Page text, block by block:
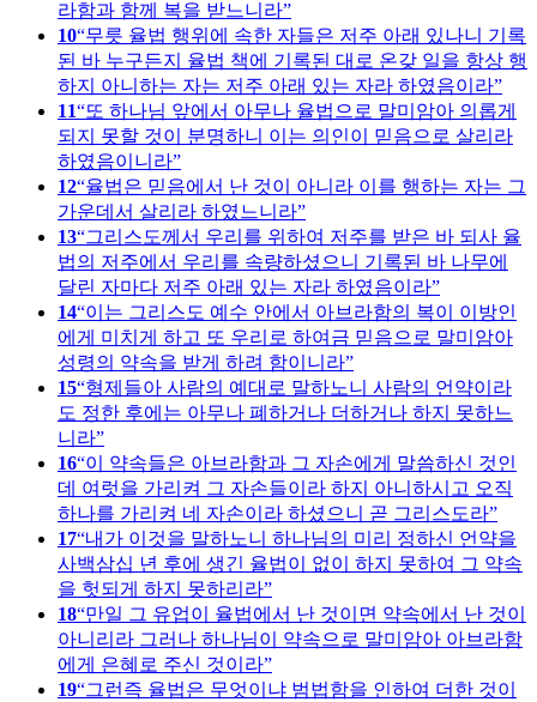
라함과 함께 복을 받느니라
10 무릇 율법 행위에 속한 자들은 저주 아래 있나니 기록
된 바 누구든지 율법 책에 기록된 대로 온갖 일을 항상 행
하지 아니하는 자는 저주 아래 있는 자라 하였음이라
11
또 하나님 앞에서 아무나 율법으로 말미암아 의롭게
되지 못할 것이 분명하니 이는 의인이 믿음으로 살리라
하였음이니라
12 율법은 믿음에서 난 것이 아니라 이를 행하는 자는 그
가운데서 살리라 하였느니라
13 그리스도께서 우리를 위하여 저주를 받은 바 되사 율
법의 저주에서 우리를 속량하셨으니 기록된 바 나무에
달린 자마다 저주 아래 있는 자라 하였음이라
14 이는 그리스도 예수 안에서 아브라함의 복이 이방인
에게 미치게 하고 또 우리로 하여금 믿음으로 말미암아
성령의 약속을 받게 하려 함이니라
15 형제들아 사람의 예대로 말하노니 사람의 언약이라
도 정한 후에는 아무나 폐하거나 더하거나 하지 못하느
니라
16 이 약속들은 아브라함과 그 자손에게 말씀하신 것인
데 여럿을 가리켜 그 자손들이라 하지 아니하시고 오직
하나를 가리켜 네 자손이라 하셨으니 곧 그리스도라
17 내가 이것을 말하노니 하나님의 미리 정하신 언약을
사백삼십 년 후에 생긴 율법이 없이 하지 못하여 그 약속
을 헛되게 하지 못하리라
18 만일 그 유업이 율법에서 난 것이면 약속에서 난 것이
아니리라 그러나 하나님이 약속으로 말미암아 아브라함
에게 은혜로 주신 것이라
19 그런즉 율법은 무엇이냐 범법함을 인하여 더한 것이